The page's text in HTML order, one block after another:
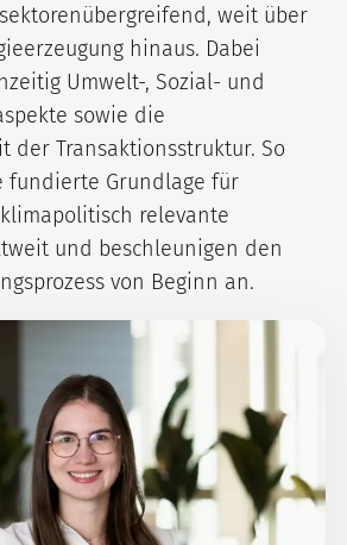
weit über
hinaus. Dabei
Umwelt-, Sozial- und
sowie die
der Transaktionsstruktur. So
fundierte Grundlage für
relevante
und beschleunigen den
von Beginn an.